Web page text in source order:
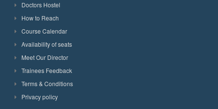
Doctors Hostel
How to Reach
Course Calendar
Availability of seats
Meet Our Director
Trainees Feedback
Terms & Conditions
Privacy policy